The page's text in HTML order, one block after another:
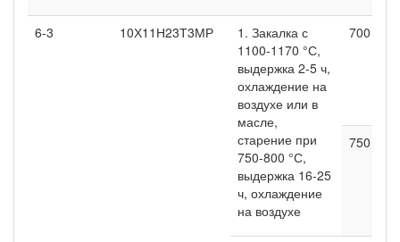
6-3 10Х11Н23Т3МР
1. Закалка с
1100-1170 °С,
выдержка 2-5 ч,
охлаждение на
воздухе или в
масле,
старение при
750-800 °С,
выдержка 16-25
ч, охлаждение
на воздухе
700
750